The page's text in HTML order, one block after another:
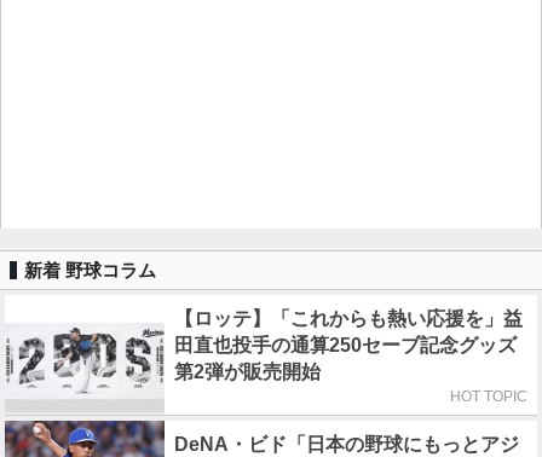
新着 野球コラム
【ロッテ】「これからも熱い応援を」益
田直也投手の通算250セーブ記念グッズ
第2弾が販売開始
HOT TOPIC
DeNA・ビド「日本の野球にもっとアジ